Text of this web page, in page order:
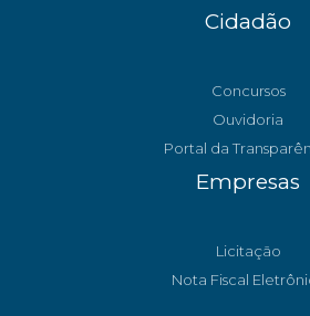
Cidadão
Concursos
Ouvidoria
Portal da
Empresas
Licitação
Nota Fiscal